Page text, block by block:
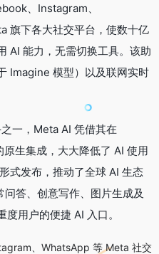
、Instagram、
旗下各大社交平台，使数十亿
AI 能力，无需切换工具。该助
Imagine 模型）以及联网实时
一，Meta AI 凭借其在
生集成，大大降低了 AI 使用
式发布，推动了全球 AI 生态
答、创意写作、图片生成及
用户的便捷 AI 入口。
、WhatsApp 等 Meta 社交